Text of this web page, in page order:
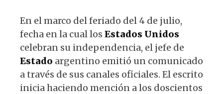
En el marco del feriado del 4 de julio,
fecha en la cual los Estados Unidos
celebran su independencia, el jefe de
Estado argentino emitió un comunicado
a través de sus canales oficiales. El escrito
inicia haciendo mención a los doscientos